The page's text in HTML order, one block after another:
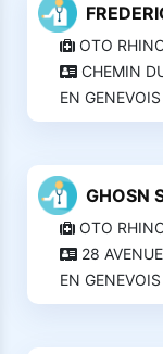
OTO
CHEMIN
EN GENEVOIS
GHOSN
OTO
28
EN GENEVOIS